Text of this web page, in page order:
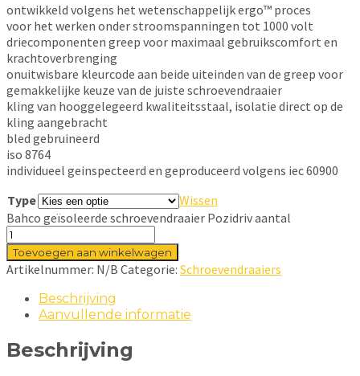
ontwikkeld volgens het wetenschappelijk ergo™ proces
voor het werken onder stroomspanningen tot 1000 volt
driecomponenten greep voor maximaal gebruikscomfort en
krachtoverbrenging
onuitwisbare kleurcode aan beide uiteinden van de greep voor
gemakkelijke keuze van de juiste schroevendraaier
kling van hooggelegeerd kwaliteitsstaal, isolatie direct op de
kling aangebracht
bled gebruineerd
iso 8764
individueel geinspecteerd en geproduceerd volgens iec 60900
Type
Wissen
Bahco geïsoleerde schroevendraaier Pozidriv aantal
Toevoegen aan winkelwagen
Artikelnummer: N/B Categorie: Schroevendraaiers
Beschrijving
Aanvullende informatie
Beschrijving